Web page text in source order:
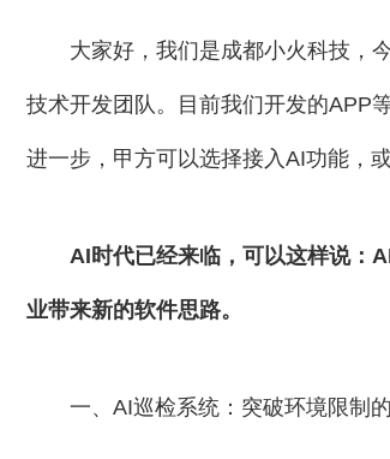
大家好，我们是成都小火科技，
技术开发团队。目前我们开发的APP
进一步，甲方可以选择接入AI功能，
AI时代已经来临，可以这样说：
业带来新的软件思路。
一、AI巡检系统：突破环境限制